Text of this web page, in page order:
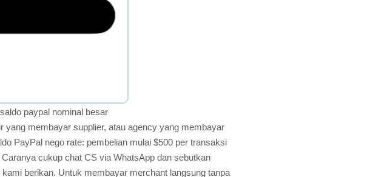
paypal nominal besar
membayar supplier, atau agency yang membayar
PayPal nego rate: pembelian mulai $500 per transaksi
cukup chat CS via WhatsApp dan sebutkan
berikan. Untuk membayar merchant langsung tanpa